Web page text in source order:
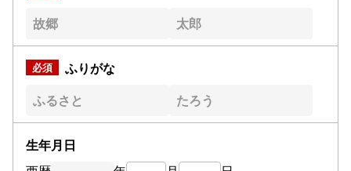
ふりがな
生年月日